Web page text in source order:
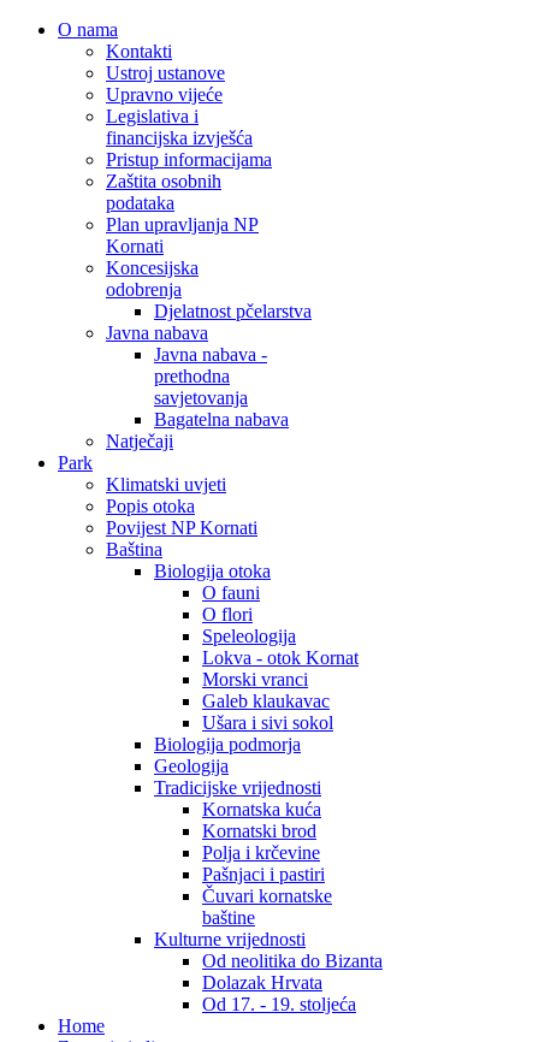
O nama
Kontakti
Ustroj ustanove
Upravno vijeće
Legislativa i
financijska izvješća
Pristup informacijama
Zaštita osobnih
podataka
Plan upravljanja NP
Kornati
Koncesijska
odobrenja
Djelatnost pčelarstva
Javna nabava
Javna nabava -
prethodna
savjetovanja
Bagatelna nabava
Natječaji
Park
Klimatski uvjeti
Popis otoka
Povijest NP Kornati
Baština
Biologija otoka
O fauni
O flori
Speleologija
Lokva - otok Kornat
Morski vranci
Galeb klaukavac
Ušara i sivi sokol
Biologija podmorja
Geologija
Tradicijske vrijednosti
Kornatska kuća
Kornatski brod
Polja i krčevine
Pašnjaci i pastiri
Čuvari kornatske
baštine
Kulturne vrijednosti
Od neolitika do Bizanta
Dolazak Hrvata
Od 17. - 19. stoljeća
Home